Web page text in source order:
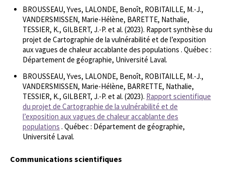
BROUSSEAU, Yves, LALONDE, Benoît, ROBITAILLE, M.-J.,
VANDERSMISSEN, Marie-Hélène, BARETTE, Nathalie,
TESSIER, K., GILBERT, J.-P. et al. (2023). Rapport synthèse du
projet de Cartographie de la vulnérabilité et de l’exposition
aux vagues de chaleur accablante des populations . Québec :
Département de géographie, Université Laval.
BROUSSEAU, Yves, LALONDE, Benoît, ROBITAILLE, M.-J.,
VANDERSMISSEN, Marie-Hélène, BARRETTE, Nathalie,
TESSIER, K., GILBERT, J.-P. et al. (2023). Rapport scientifique
du projet de Cartographie de la vulnérabilité et de
l’exposition aux vagues de chaleur accablante des
populations . Québec : Département de géographie,
Université Laval.
Communications scientifiques